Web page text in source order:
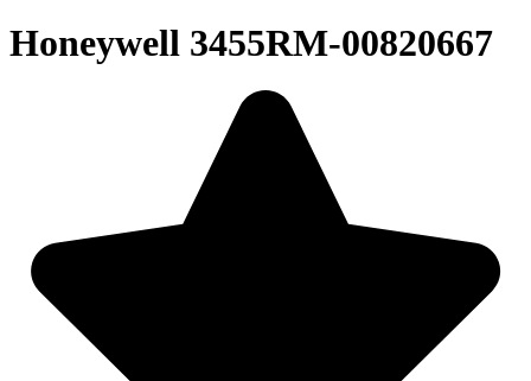
Honeywell 3455RM-00820667